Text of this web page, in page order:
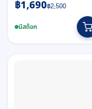
฿2,500
Original
was:
฿1,690
Current
is:มีสต็อก